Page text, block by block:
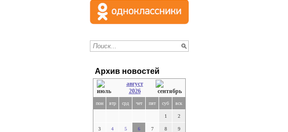
Архив новостей
август
2026
пон втр срд чет пят суб вск
1 2
3 4 5 6 7 8 9